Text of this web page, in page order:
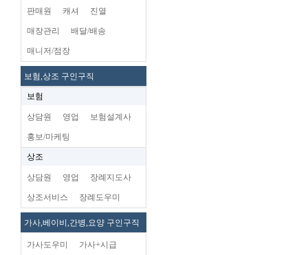
판매원 캐셔 진열
매장관리 배달/배송
매니저/점장
보험,상조 구인구직
보험
상담원 영업 보험설계사
홍보/마케팅
상조
상담원 영업 장례지도사
상조서비스 장례도우미
가사,베이비,간병,요양 구인구직
가사도우미 가사+시급